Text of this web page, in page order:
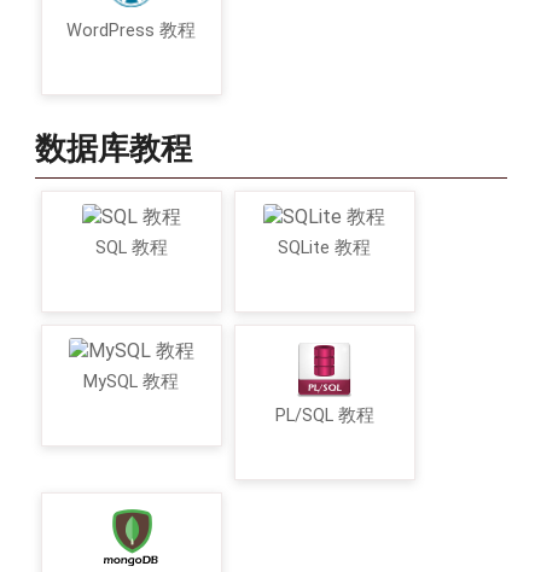
WordPress 教程
数据库教程
SQL 教程 SQLite 教程
MySQL 教程
PL/SQL 教程